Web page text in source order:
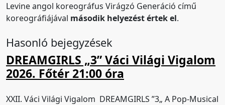
Levine angol koreográfus Virágzó Generáció című
koreográfiájával második helyezést értek el.
Hasonló bejegyzések
DREAMGIRLS „3” Váci Világi Vigalom
2026. Főtér 21:00 óra
XXII. Váci Világi Vigalom DREAMGIRLS ​”3„ A Pop-Musical